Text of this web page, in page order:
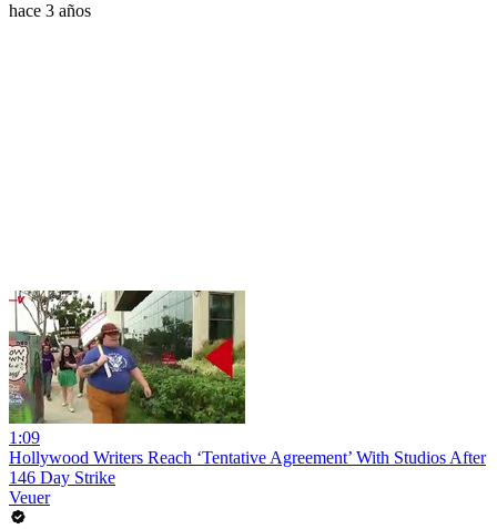
hace 3 años
1:09
Hollywood Writers Reach ‘Tentative Agreement’ With Studios After
146 Day Strike
Veuer